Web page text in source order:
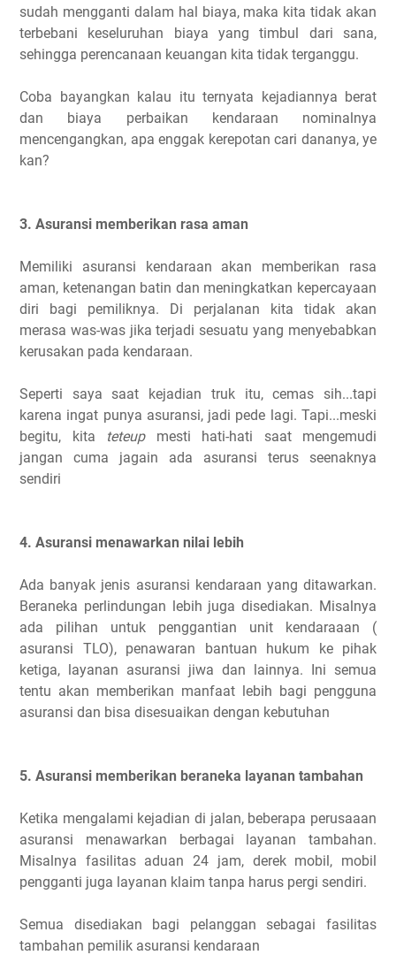
sudah mengganti dalam hal biaya, maka kita tidak akan
terbebani keseluruhan biaya yang timbul dari sana,
sehingga perencanaan keuangan kita tidak terganggu.
Coba bayangkan kalau itu ternyata kejadiannya berat
dan biaya perbaikan kendaraan nominalnya
mencengangkan, apa enggak kerepotan cari dananya, ye
kan?
3. Asuransi memberikan rasa aman
Memiliki asuransi kendaraan akan memberikan rasa
aman, ketenangan batin dan meningkatkan kepercayaan
diri bagi pemiliknya. Di perjalanan kita tidak akan
merasa was-was jika terjadi sesuatu yang menyebabkan
kerusakan pada kendaraan.
Seperti saya saat kejadian truk itu, cemas sih...tapi
karena ingat punya asuransi, jadi pede lagi. Tapi...meski
begitu, kita
teteup mesti hati-hati saat mengemudi
jangan cuma jagain ada asuransi terus seenaknya
sendiri
4. Asuransi menawarkan nilai lebih
Ada banyak jenis asuransi kendaraan yang ditawarkan.
Beraneka perlindungan lebih juga disediakan. Misalnya
ada pilihan untuk penggantian unit kendaraaan (
asuransi TLO), penawaran bantuan hukum ke pihak
ketiga, layanan asuransi jiwa dan lainnya. Ini semua
tentu akan memberikan manfaat lebih bagi pengguna
asuransi dan bisa disesuaikan dengan kebutuhan
5. Asuransi memberikan beraneka layanan tambahan
Ketika mengalami kejadian di jalan, beberapa perusaaan
asuransi menawarkan berbagai layanan tambahan.
Misalnya fasilitas aduan 24 jam, derek mobil, mobil
pengganti juga layanan klaim tanpa harus pergi sendiri.
Semua disediakan bagi pelanggan sebagai fasilitas
tambahan pemilik asuransi kendaraan